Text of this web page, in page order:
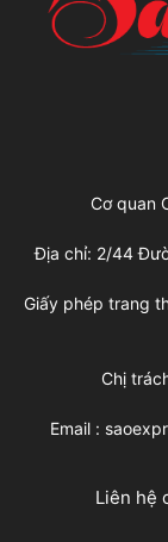
Cơ quan
Địa chỉ: 2/44
Giấy phép trang
Chị
Email :
Liên hệ